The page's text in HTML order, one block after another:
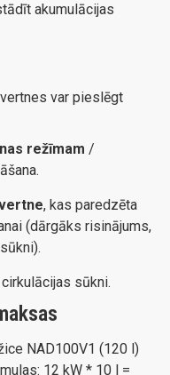
akumulācijas
var pieslēgt
režīmam /
, kas paredzēta
(dārgāks risinājums,
sūkni.
NAD100V1 (120 l)
12 kW * 10 l =